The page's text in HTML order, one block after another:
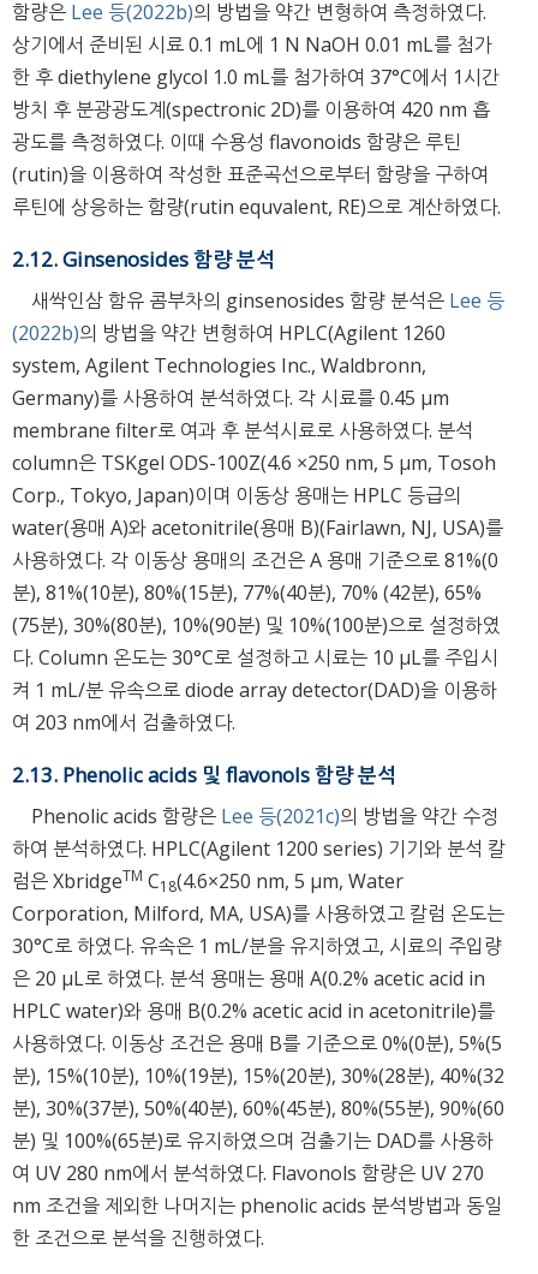
함량은 Lee 등(2022b)의 방법을 약간 변형하여 측정하였다.
상기에서 준비된 시료 0.1 mL에 1 N NaOH 0.01 mL를 첨가
한 후 diethylene glycol 1.0 mL를 첨가하여 37°C에서 1시간
방치 후 분광광도계(spectronic 2D)를 이용하여 420 nm 흡
광도를 측정하였다. 이때 수용성 flavonoids 함량은 루틴
(rutin)을 이용하여 작성한 표준곡선으로부터 함량을 구하여
루틴에 상응하는 함량(rutin equvalent, RE)으로 계산하였다.
2.12. Ginsenosides 함량 분석
새싹인삼 함유 콤부차의 ginsenosides 함량 분석은 Lee 등
(2022b)의 방법을 약간 변형하여 HPLC(Agilent 1260
system, Agilent Technologies Inc., Waldbronn,
Germany)를 사용하여 분석하였다. 각 시료를 0.45 μm
membrane filter로 여과 후 분석시료로 사용하였다. 분석
column은 TSKgel ODS-100Z(4.6 ×250 nm, 5 μm, Tosoh
Corp., Tokyo, Japan)이며 이동상 용매는 HPLC 등급의
water(용매 A)와 acetonitrile(용매 B)(Fairlawn, NJ, USA)를
사용하였다. 각 이동상 용매의 조건은 A 용매 기준으로 81%(0
분), 81%(10분), 80%(15분), 77%(40분), 70% (42분), 65%
(75분), 30%(80분), 10%(90분) 및 10%(100분)으로 설정하였
다. Column 온도는 30°C로 설정하고 시료는 10 μL를 주입시
켜 1 mL/분 유속으로 diode array detector(DAD)을 이용하
여 203 nm에서 검출하였다.
2.13. Phenolic acids 및 flavonols 함량 분석
Phenolic acids 함량은 Lee 등(2021c)의 방법을 약간 수정
하여 분석하였다. HPLC(Agilent 1200 series) 기기와 분석 칼
럼은 XbridgeTM C18(4.6×250 nm, 5 μm, Water
Corporation, Milford, MA, USA)를 사용하였고 칼럼 온도는
30°C로 하였다. 유속은 1 mL/분을 유지하였고, 시료의 주입량
은 20 μL로 하였다. 분석 용매는 용매 A(0.2% acetic acid in
HPLC water)와 용매 B(0.2% acetic acid in acetonitrile)를
사용하였다. 이동상 조건은 용매 B를 기준으로 0%(0분), 5%(5
분), 15%(10분), 10%(19분), 15%(20분), 30%(28분), 40%(32
분), 30%(37분), 50%(40분), 60%(45분), 80%(55분), 90%(60
분) 및 100%(65분)로 유지하였으며 검출기는 DAD를 사용하
여 UV 280 nm에서 분석하였다. Flavonols 함량은 UV 270
nm 조건을 제외한 나머지는 phenolic acids 분석방법과 동일
한 조건으로 분석을 진행하였다.